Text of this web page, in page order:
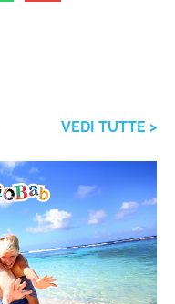
VEDI TUTTE >